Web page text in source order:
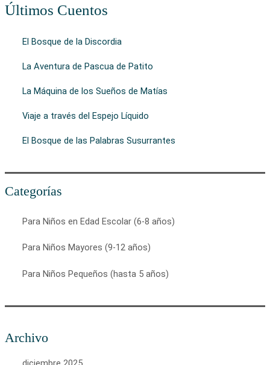
Últimos Cuentos
El Bosque de la Discordia
La Aventura de Pascua de Patito
La Máquina de los Sueños de Matías
Viaje a través del Espejo Líquido
El Bosque de las Palabras Susurrantes
Categorías
Para Niños en Edad Escolar (6-8 años)
Para Niños Mayores (9-12 años)
Para Niños Pequeños (hasta 5 años)
Archivo